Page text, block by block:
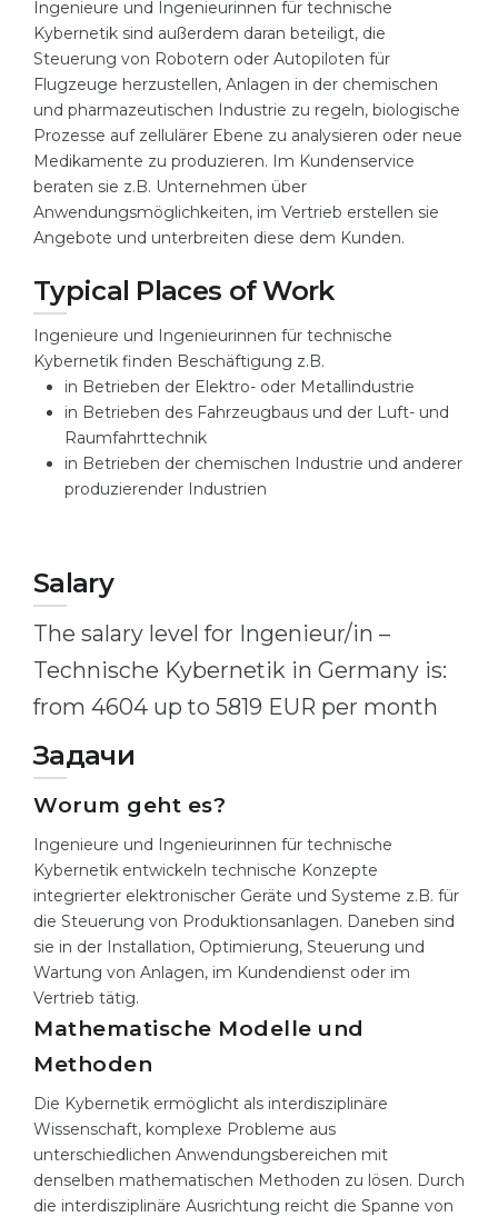
Our students successfully enroll in
CONSULTATION!
Armenia
Belarus
Other Country
BOOK A CONSULTATION
Ingenieure und Ingenieurinnen für technische
Kybernetik sind außerdem daran beteiligt, die
Steuerung von Robotern oder Autopiloten für
Flugzeuge herzustellen, Anlagen in der chemischen
und pharmazeutischen Industrie zu regeln, biologische
Prozesse auf zellulärer Ebene zu analysieren oder neue
Medikamente zu produzieren. Im Kundenservice
beraten sie z.B. Unternehmen über
Anwendungsmöglichkeiten, im Vertrieb erstellen sie
Angebote und unterbreiten diese dem Kunden.
Typical Places of Work
Ingenieure und Ingenieurinnen für technische
Kybernetik finden Beschäftigung z.B.
in Betrieben der Elektro- oder Metallindustrie
in Betrieben des Fahrzeugbaus und der Luft- und
Raumfahrttechnik
in Betrieben der chemischen Industrie und anderer
produzierender Industrien
Salary
The salary level for Ingenieur/in –
Technische Kybernetik in Germany is:
from 4604 up to 5819 EUR per month
Задачи
Worum geht es?
Ingenieure und Ingenieurinnen für technische
Kybernetik entwickeln technische Konzepte
integrierter elektronischer Geräte und Systeme z.B. für
die Steuerung von Produktionsanlagen. Daneben sind
sie in der Installation, Optimierung, Steuerung und
Wartung von Anlagen, im Kundendienst oder im
Vertrieb tätig.
Mathematische Modelle und
Methoden
Die Kybernetik ermöglicht als interdisziplinäre
Wissenschaft, komplexe Probleme aus
unterschiedlichen Anwendungsbereichen mit
denselben mathematischen Methoden zu lösen. Durch
die interdisziplinäre Ausrichtung reicht die Spanne von